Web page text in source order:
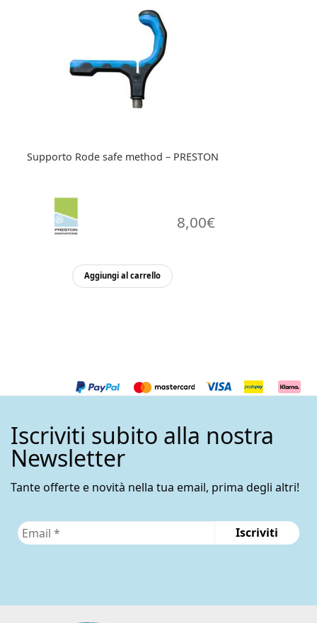
Supporto Rode safe method – PRESTON
8,00€
Aggiungi al carrello
Iscriviti subito alla nostra
Newsletter
Tante offerte e novità nella tua email, prima degli altri!